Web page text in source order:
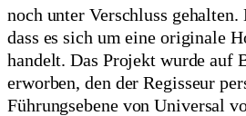
noch unter Verschluss
dass es sich um eine originale
handelt. Das Projekt wurde auf
erworben, den der Regisseur
Führungsebene von Universal